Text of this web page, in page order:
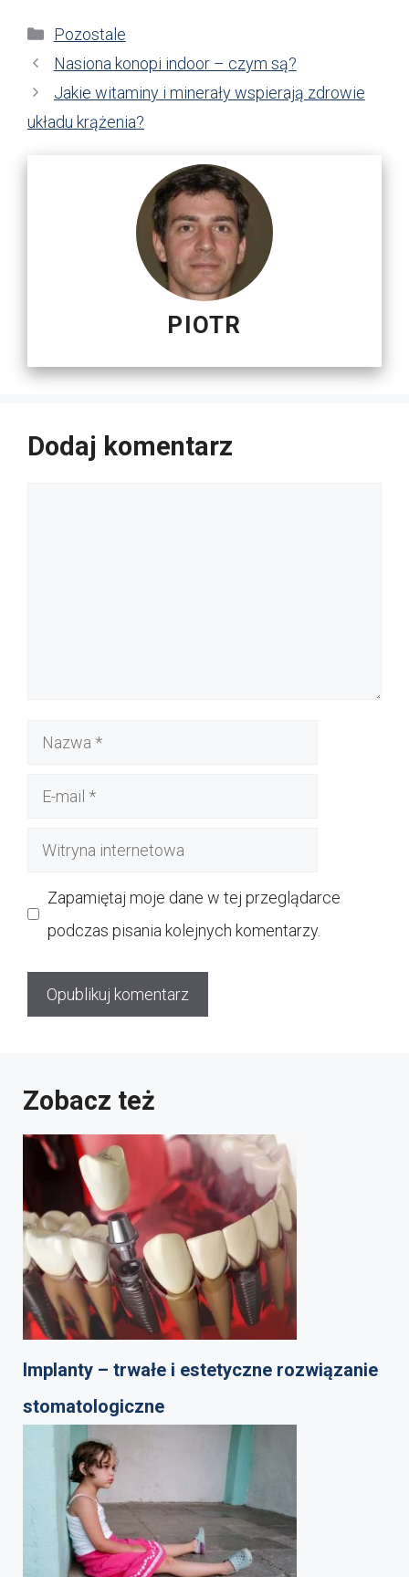
Kategorie
Pozostale
Nasiona konopi indoor – czym są?
Jakie witaminy i minerały wspierają zdrowie
układu krążenia?
PIOTR
Dodaj komentarz
Nazwa
Witryna
Zapamiętaj moje dane w tej przeglądarce
podczas pisania kolejnych komentarzy.
Zobacz też
Implanty – trwałe i estetyczne rozwiązanie
stomatologiczne